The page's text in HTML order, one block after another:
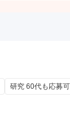
研究 60代も応募